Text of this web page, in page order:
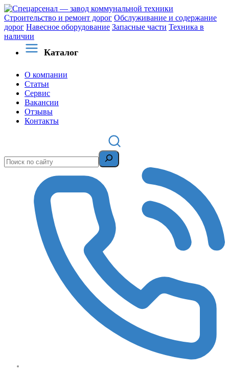
Строительство и ремонт дорог Обслуживание и содержание
дорог Навесное оборудование Запасные части Техника в
наличии
Каталог
О компании
Статьи
Сервис
Вакансии
Отзывы
Контакты